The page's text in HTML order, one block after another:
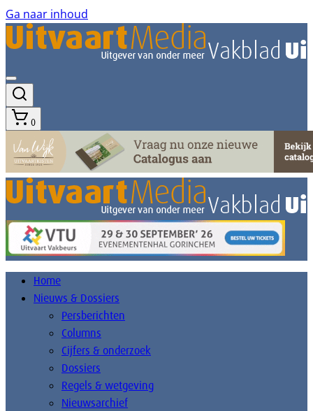
Ga naar inhoud
0
Home
Nieuws & Dossiers
Persberichten
Columns
Cijfers & onderzoek
Dossiers
Regels & wetgeving
Nieuwsarchief